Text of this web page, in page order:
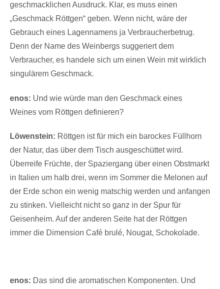
geschmacklichen Ausdruck. Klar, es muss einen
„Geschmack Röttgen“ geben. Wenn nicht, wäre der
Gebrauch eines Lagennamens ja Verbraucherbetrug.
Denn der Name des Weinbergs suggeriert dem
Verbraucher, es handele sich um einen Wein mit wirklich
singulärem Geschmack.
enos: Und wie würde man den Geschmack eines
Weines vom Röttgen definieren?
Löwenstein: Röttgen ist für mich ein barockes Füllhorn
der Natur, das über dem Tisch ausgeschüttet wird.
Überreife Früchte, der Spaziergang über einen Obstmarkt
in Italien um halb drei, wenn im Sommer die Melonen auf
der Erde schon ein wenig matschig werden und anfangen
zu stinken. Vielleicht nicht so ganz in der Spur für
Geisenheim. Auf der anderen Seite hat der Röttgen
immer die Dimension Café brulé, Nougat, Schokolade.
enos: Das sind die aromatischen Komponenten. Und